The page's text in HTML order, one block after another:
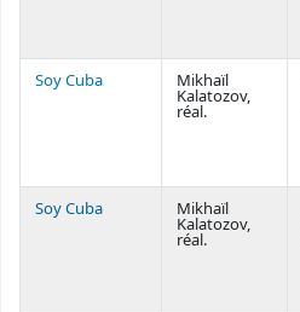
Soy Cuba Mikhaïl
Kalatozov,
réal.
Soy Cuba Mikhaïl
Kalatozov,
réal.